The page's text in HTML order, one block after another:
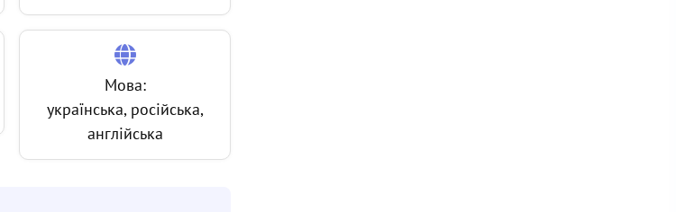
Мова:
українська, російська,
англійська